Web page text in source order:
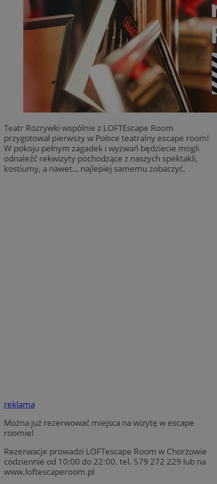
Teatr Rozrywki wspólnie z LOFTEscape Room
przygotował pierwszy w Polsce teatralny escape room!
W pokoju pełnym zagadek i wyzwań będziecie mogli
odnaleźć rekwizyty pochodzące z naszych spektakli,
kostiumy, a nawet… najlepiej samemu zobaczyć.
reklama
Można już rezerwować miejsca na wizytę w escape
roomie!
Rezerwacje prowadzi LOFTescape Room w Chorzowie
codziennie od 10:00 do 22:00. tel. 579 272 229 lub na
www.loftescaperoom.pl